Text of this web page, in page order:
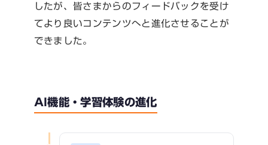
したが、皆さまからのフィードバックを受け
てより良いコンテンツへと進化させることが
できました。
AI機能・学習体験の進化